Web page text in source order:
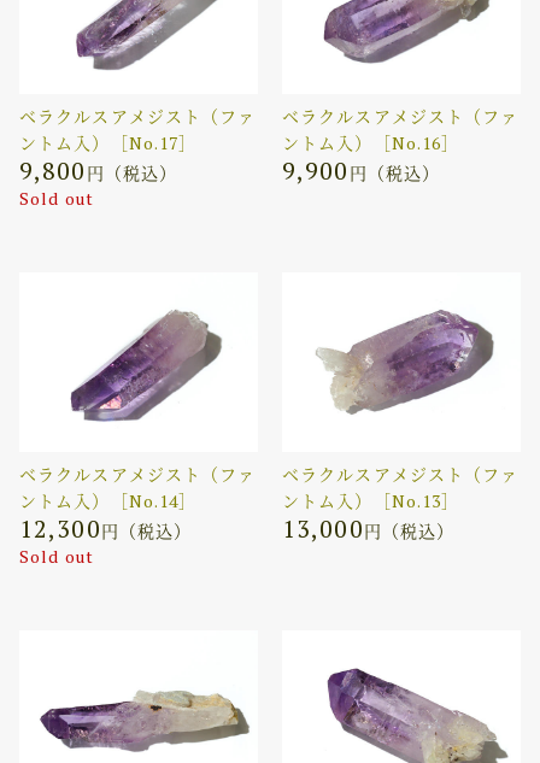
ベラクルスアメジスト（ファ
ントム入）［No.17］
9,800 円（税込）
Sold out
ベラクルスアメジスト（ファ
ントム入）［No.16］
9,900 円（税込）
ベラクルスアメジスト（ファ
ントム入）［No.14］
12,300円（税込）
Sold out
ベラクルスアメジスト（ファ
ントム入）［No.13］
13,000円（税込）